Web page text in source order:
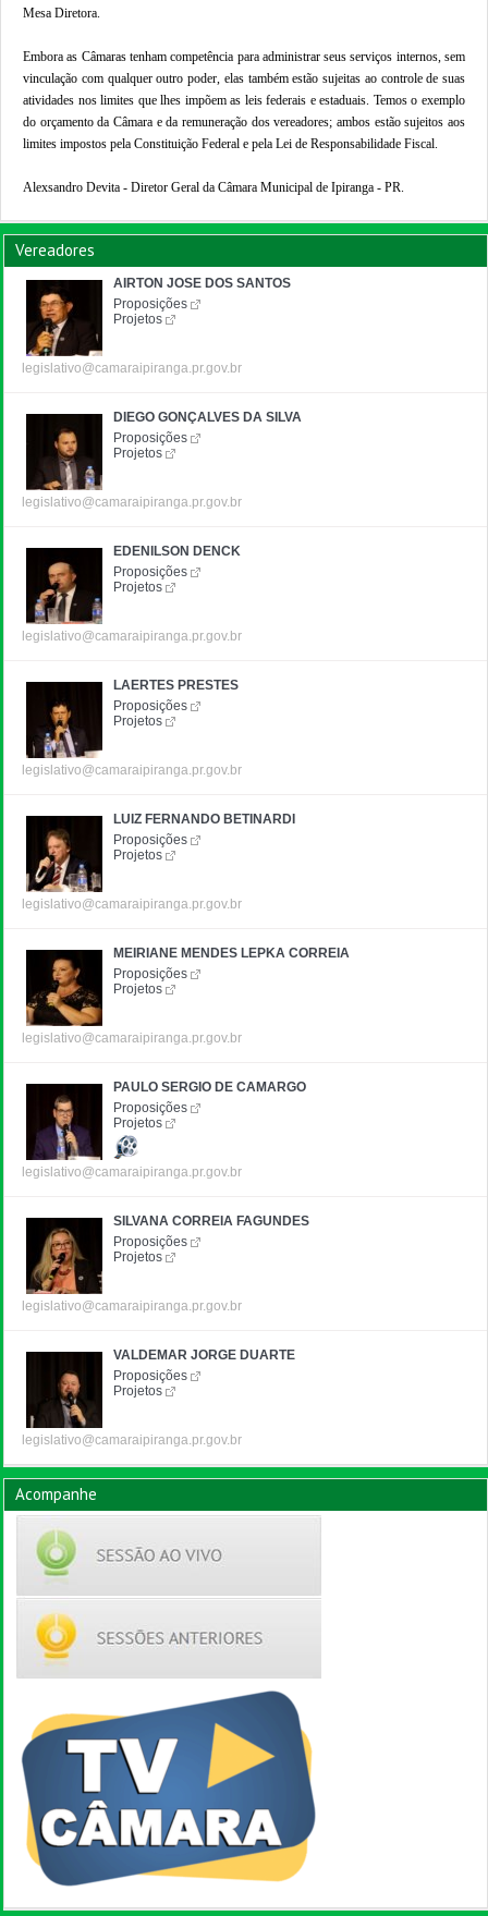
Mesa Diretora.
Embora as Câmaras tenham competência para administrar seus serviços internos, sem
vinculação com qualquer outro poder, elas também estão sujeitas ao controle de suas
atividades nos limites que lhes impõem as leis federais e estaduais. Temos o exemplo
do orçamento da Câmara e da remuneração dos vereadores; ambos estão sujeitos aos
limites impostos pela Constituição Federal e pela Lei de Responsabilidade Fiscal.
Alexsandro Devita - Diretor Geral da Câmara Municipal de Ipiranga - PR.
Vereadores
AIRTON JOSE DOS SANTOS
Proposições
Projetos
legislativo@camaraipiranga.pr.gov.br
DIEGO GONÇALVES DA SILVA
Proposições
Projetos
legislativo@camaraipiranga.pr.gov.br
EDENILSON DENCK
Proposições
Projetos
legislativo@camaraipiranga.pr.gov.br
LAERTES PRESTES
Proposições
Projetos
legislativo@camaraipiranga.pr.gov.br
LUIZ FERNANDO BETINARDI
Proposições
Projetos
legislativo@camaraipiranga.pr.gov.br
MEIRIANE MENDES LEPKA CORREIA
Proposições
Projetos
legislativo@camaraipiranga.pr.gov.br
PAULO SERGIO DE CAMARGO
Proposições
Projetos
legislativo@camaraipiranga.pr.gov.br
SILVANA CORREIA FAGUNDES
Proposições
Projetos
legislativo@camaraipiranga.pr.gov.br
VALDEMAR JORGE DUARTE
Proposições
Projetos
legislativo@camaraipiranga.pr.gov.br
Acompanhe